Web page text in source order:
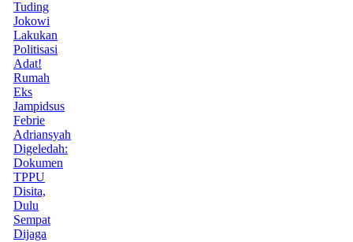
Tuding
Jokowi
Lakukan
Politisasi
Adat!
Rumah
Eks
Jampidsus
Febrie
Adriansyah
Digeledah:
Dokumen
TPPU
Disita,
Dulu
Sempat
Dijaga